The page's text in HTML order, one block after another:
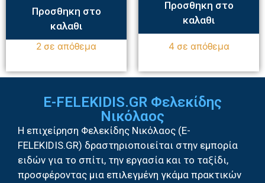
Προσθηκη στο
καλαθι
2 σε απόθεμα
Προσθηκη στο
καλαθι
4 σε απόθεμα
E-FELEKIDIS.GR Φελεκίδης
Νικόλαος
Η επιχείρηση Φελεκίδης Νικόλαος (E-
FELEKIDIS.GR) δραστηριοποιείται στην εμπορία
ειδών για το σπίτι, την εργασία και το ταξίδι,
προσφέροντας μια επιλεγμένη γκάμα πρακτικών